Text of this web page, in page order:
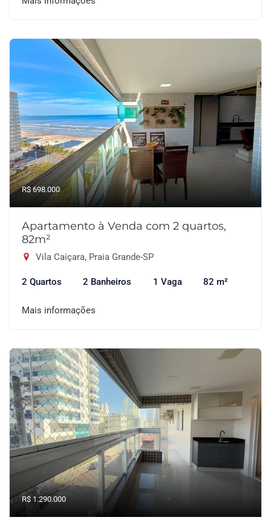
R$ 698.000
Apartamento à Venda com 2 quartos,
82m²
Vila Caiçara, Praia Grande-SP
2 Quartos 2 Banheiros 1 Vaga 82 m²
Mais informações
R$ 1.290.000